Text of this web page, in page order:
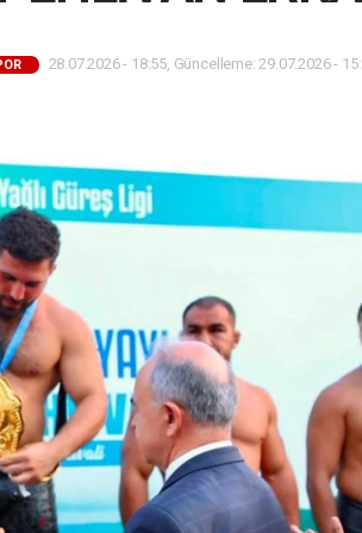
28.07.2026 - 18:55, Güncelleme: 29.07.2026 -